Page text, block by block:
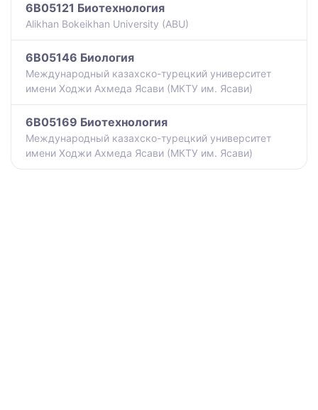
6B05121 Биотехнология
Alikhan Bokeikhan University (ABU)
6B05146 Биология
Международный казахско-турецкий университет
имени Ходжи Ахмеда Ясави (МКТУ им. Ясави)
6B05169 Биотехнология
Международный казахско-турецкий университет
имени Ходжи Ахмеда Ясави (МКТУ им. Ясави)